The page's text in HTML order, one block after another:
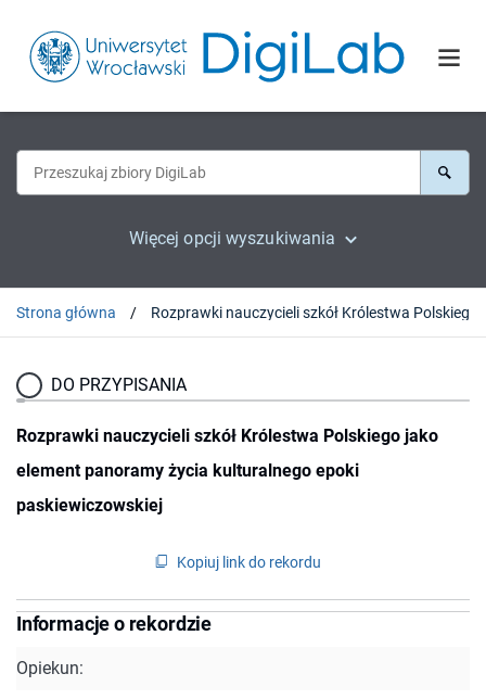
Więcej opcji wyszukiwania
Strona główna
DO PRZYPISANIA
Rozprawki nauczycieli szkół Królestwa Polskiego jako
element panoramy życia kulturalnego epoki
paskiewiczowskiej
Kopiuj link do rekordu
Informacje o rekordzie
Opiekun: